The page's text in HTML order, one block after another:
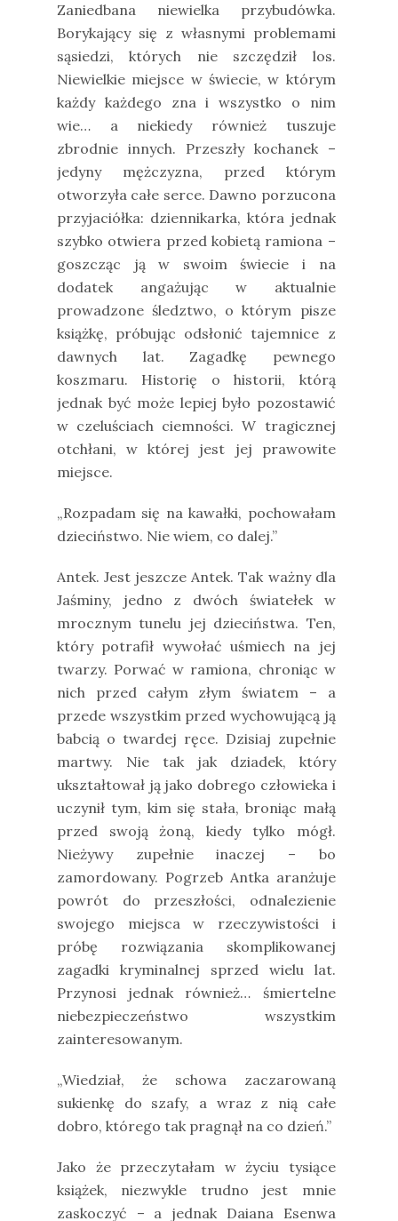
Zaniedbana niewielka przybudówka.
Borykający się z własnymi problemami
sąsiedzi, których nie szczędził los.
Niewielkie miejsce w świecie, w którym
każdy każdego zna i wszystko o nim
wie… a niekiedy również tuszuje
zbrodnie innych. Przeszły kochanek –
jedyny mężczyzna, przed którym
otworzyła całe serce. Dawno porzucona
przyjaciółka: dziennikarka, która jednak
szybko otwiera przed kobietą ramiona –
goszcząc ją w swoim świecie i na
dodatek angażując w aktualnie
prowadzone śledztwo, o którym pisze
książkę, próbując odsłonić tajemnice z
dawnych lat. Zagadkę pewnego
koszmaru. Historię o historii, którą
jednak być może lepiej było pozostawić
w czeluściach ciemności. W tragicznej
otchłani, w której jest jej prawowite
miejsce.
„Rozpadam się na kawałki, pochowałam
dzieciństwo. Nie wiem, co dalej.”
Antek. Jest jeszcze Antek. Tak ważny dla
Jaśminy, jedno z dwóch światełek w
mrocznym tunelu jej dzieciństwa. Ten,
który potrafił wywołać uśmiech na jej
twarzy. Porwać w ramiona, chroniąc w
nich przed całym złym światem – a
przede wszystkim przed wychowującą ją
babcią o twardej ręce. Dzisiaj zupełnie
martwy. Nie tak jak dziadek, który
ukształtował ją jako dobrego człowieka i
uczynił tym, kim się stała, broniąc małą
przed swoją żoną, kiedy tylko mógł.
Nieżywy zupełnie inaczej – bo
zamordowany. Pogrzeb Antka aranżuje
powrót do przeszłości, odnalezienie
swojego miejsca w rzeczywistości i
próbę rozwiązania skomplikowanej
zagadki kryminalnej sprzed wielu lat.
Przynosi jednak również… śmiertelne
niebezpieczeństwo wszystkim
zainteresowanym.
„Wiedział, że schowa zaczarowaną
sukienkę do szafy, a wraz z nią całe
dobro, którego tak pragnął na co dzień.”
Jako że przeczytałam w życiu tysiące
książek, niezwykle trudno jest mnie
zaskoczyć – a jednak Daiana Esenwa